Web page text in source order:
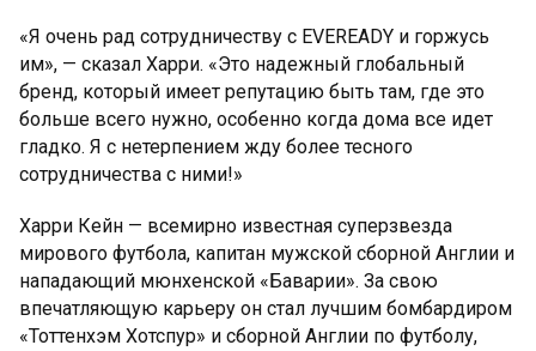
«Я очень рад сотрудничеству с EVEREADY и горжусь
им», — сказал Харри. «Это надежный глобальный
бренд, который имеет репутацию быть там, где это
больше всего нужно, особенно когда дома все идет
гладко. Я с нетерпением жду более тесного
сотрудничества с ними!»
Харри Кейн — всемирно известная суперзвезда
мирового футбола, капитан мужской сборной Англии и
нападающий мюнхенской «Баварии». За свою
впечатляющую карьеру он стал лучшим бомбардиром
«Тоттенхэм Хотспур» и сборной Англии по футболу,